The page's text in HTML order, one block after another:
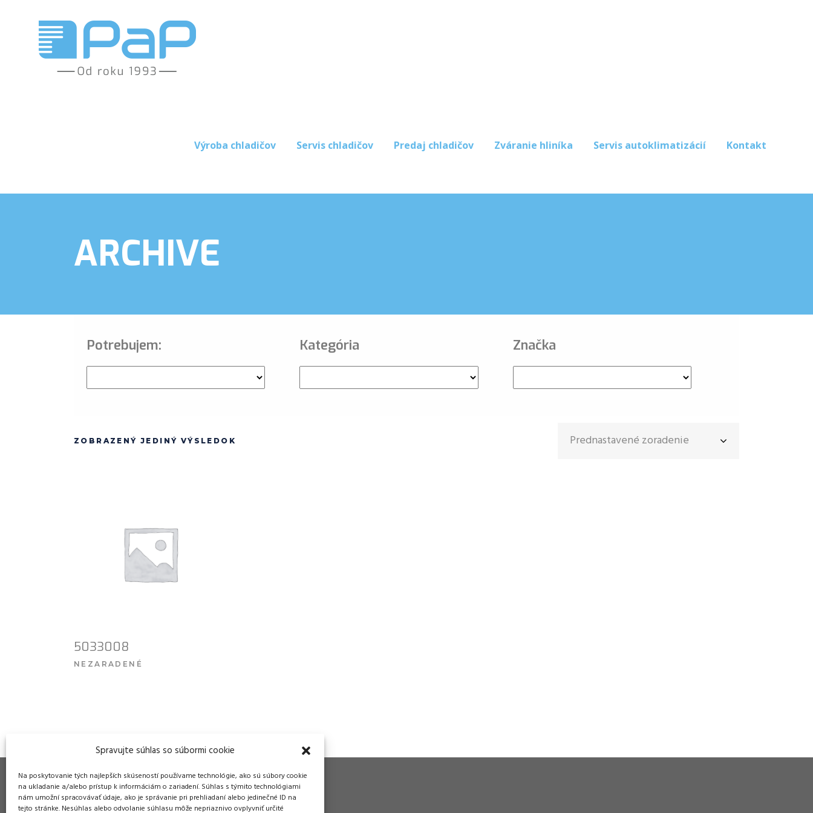
Spravujte súhlas so súbormi cookie
Na poskytovanie tých najlepších skúseností používame technológie, ako sú súbory cookie
na ukladanie a/alebo prístup k informáciám o zariadení. Súhlas s týmito technológiami
nám umožní spracovávať údaje, ako je správanie pri prehliadaní alebo jedinečné ID na
tejto stránke. Nesúhlas alebo odvolanie súhlasu môže nepriaznivo ovplyvniť určité
Výroba chladičov Servis chladičov Predaj chladičov Zváranie hliníka Servis autoklimatizácií Kontakt
ARCHIVE
Potrebujem: Kategória Značka
ZOBRAZENÝ JEDINÝ VÝSLEDOK Prednastavené zoradenie
5033008
NEZARADENÉ